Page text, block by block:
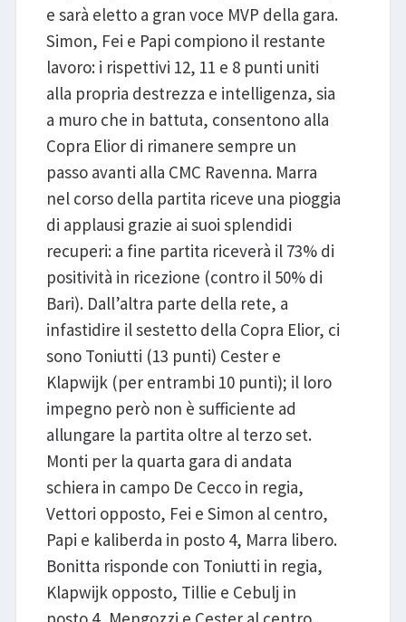
e sarà eletto a gran voce MVP della gara.
Simon, Fei e Papi compiono il restante
lavoro: i rispettivi 12, 11 e 8 punti uniti
alla propria destrezza e intelligenza, sia
a muro che in battuta, consentono alla
Copra Elior di rimanere sempre un
passo avanti alla CMC Ravenna. Marra
nel corso della partita riceve una pioggia
di applausi grazie ai suoi splendidi
recuperi: a fine partita riceverà il 73% di
positività in ricezione (contro il 50% di
Bari). Dall’altra parte della rete, a
infastidire il sestetto della Copra Elior, ci
sono Toniutti (13 punti) Cester e
Klapwijk (per entrambi 10 punti); il loro
impegno però non è sufficiente ad
allungare la partita oltre al terzo set.
Monti per la quarta gara di andata
schiera in campo De Cecco in regia,
Vettori opposto, Fei e Simon al centro,
Papi e kaliberda in posto 4, Marra libero.
Bonitta risponde con Toniutti in regia,
Klapwijk opposto, Tillie e Cebulj in